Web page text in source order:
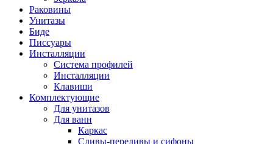
Раковины
Унитазы
Биде
Писсуары
Инсталляции
Система профилей
Инсталляции
Клавиши
Комплектующие
Для унитазов
Для ванн
Каркас
Сливы-переливы и сифоны